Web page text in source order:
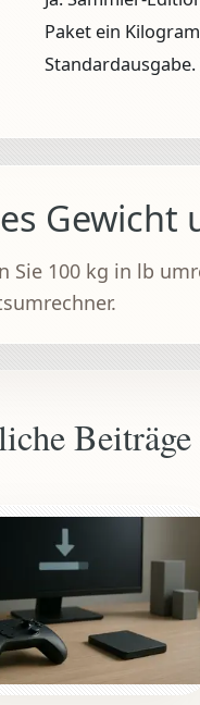
Paket ein
Standardausgabe.
Gewicht
Sie 100 kg in lb
Beiträge